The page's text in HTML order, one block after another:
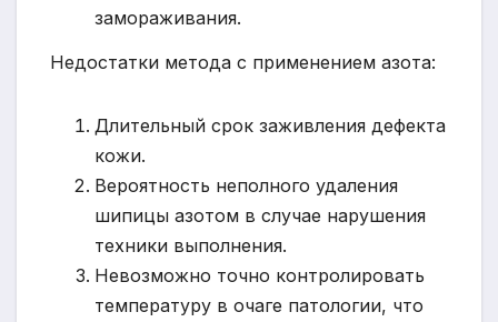
замораживания.
Недостатки метода с применением азота:
Длительный срок заживления дефекта
кожи.
Вероятность неполного удаления
шипицы азотом в случае нарушения
техники выполнения.
Невозможно точно контролировать
температуру в очаге патологии, что